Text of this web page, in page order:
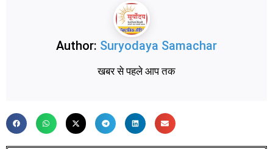
Author: Suryodaya Samachar
खबर से पहले आप तक